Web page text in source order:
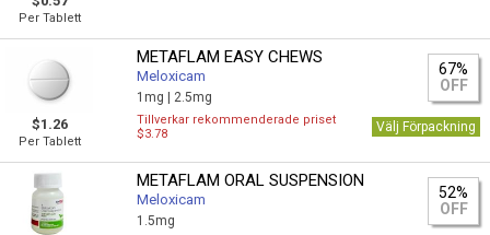
Per Tablett
$1.26
Per Tablett
METAFLAM EASY CHEWS
Meloxicam
1mg | 2.5mg
67%
OFF
Tillverkar rekommenderade priset
$3.78
Välj Förpackning
METAFLAM ORAL SUSPENSION
Meloxicam
1.5mg
52%
OFF